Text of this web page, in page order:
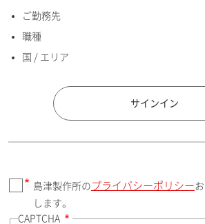
E-mailアドレス（半角英数）
国 / エリア
郵便番号（勤務先）
ご勤務先
職種
国 / エリア
サインイン
島津製作所の プライバシーポリシー
します。
CAPTCHA